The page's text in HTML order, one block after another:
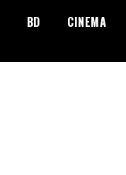
BD CINEMA